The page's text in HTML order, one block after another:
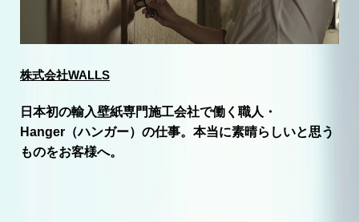
株式会社WALLS
日本初の輸入壁紙専門施工会社で働く職人・
Hanger（ハンガー）の仕事。本当に素晴らしいと思う
ものをお客様へ。